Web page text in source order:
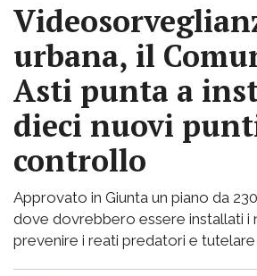
urbana, il
Asti punta a
dieci nuovi
controllo
Approvato in Giunta un piano da
dove dovrebbero essere installati i
prevenire i reati predatori e